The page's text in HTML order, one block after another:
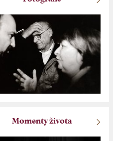
Momenty života